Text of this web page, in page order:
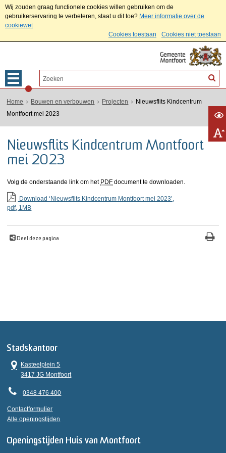
Wij zouden graag functionele cookies willen gebruiken om de
gebruikerservaring te verbeteren, staat u dit toe? Meer informatie over de
cookiewet
Cookies toestaan
Cookies niet toestaan
Home Bouwen en verbouwen Projecten
Nieuwsflits Kindcentrum
Montfoort mei 2023
Nieuwsflits Kindcentrum Montfoort
mei 2023
Volg de onderstaande link om het PDF document te downloaden.
Download ‘Nieuwsflits Kindcentrum Montfoort mei 2023’,
pdf, 1MB
Deel deze pagina
Stadskantoor
Kasteelplein 5
3417 JG Montfoort
0348 476 400
Contactformulier
Alle openingstijden
Openingstijden Huis van Montfoort